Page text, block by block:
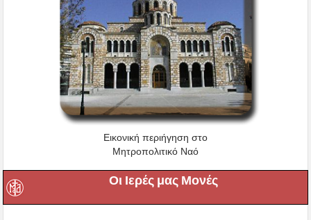
Εικονική περιήγηση στο
Μητροπολιτικό Ναό
Οι Ιερές μας Μονές